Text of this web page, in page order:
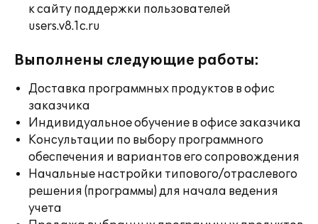
к сайту поддержки пользователей
users.v8.1c.ru
Выполнены следующие работы:
Доставка программных продуктов в офис
заказчика
Индивидуальное обучение в офисе заказчика
Консультации по выбору программного
обеспечения и вариантов его сопровождения
Начальные настройки типового/отраслевого
решения (программы) для начала ведения
учета